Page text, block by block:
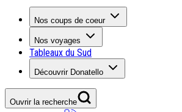
Nos coups de coeur
Nos voyages
Tableaux du Sud
Découvrir Donatello
Ouvrir la recherche